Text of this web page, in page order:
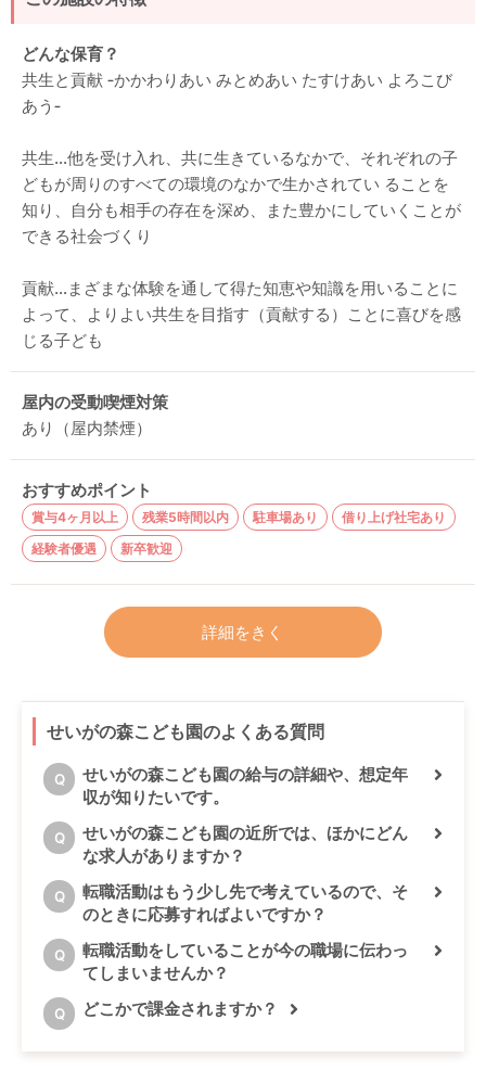
どんな保育？
共生と貢献 ‐かかわりあい みとめあい たすけあい よろこび
あう‐
共生…他を受け入れ、共に生きているなかで、それぞれの子
どもが周りのすべての環境のなかで生かされてい ることを
知り、自分も相手の存在を深め、また豊かにしていくことが
できる社会づくり
貢献…まざまな体験を通して得た知恵や知識を用いることに
よって、よりよい共生を目指す（貢献する）ことに喜びを感
じる子ども
屋内の受動喫煙対策
あり（屋内禁煙）
おすすめポイント
賞与4ヶ月以上 残業5時間以内 駐車場あり
借り上げ社宅あり
経験者優遇
新卒歓迎
詳細をきく
せいがの森こども園のよくある質問
Q
せいがの森こども園の給与の詳細や、想定年
収が知りたいです。
Q
せいがの森こども園の近所では、ほかにどん
な求人がありますか？
Q
転職活動はもう少し先で考えているので、そ
のときに応募すればよいですか？
Q
転職活動をしていることが今の職場に伝わっ
てしまいませんか？
Q どこかで課金されますか？